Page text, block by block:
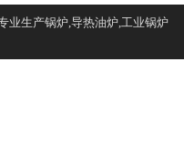
业生产锅炉,导热油炉,工业锅炉